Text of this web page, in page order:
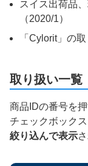
スイス出荷品
（2020/1）
「Cylorit」の
取り扱い一覧
商品IDの番号を押
チェックボック
絞り込んで表示